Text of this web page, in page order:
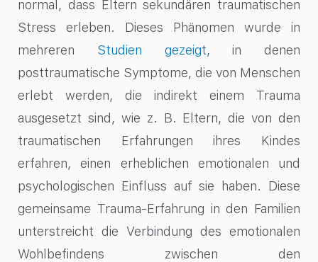
normal, dass Eltern sekundären traumatischen
Stress erleben. Dieses Phänomen wurde in
mehreren Studien gezeigt,in denen
posttraumatische Symptome, die von Menschen
erlebt werden, die indirekt einem Trauma
ausgesetzt sind, wie z. B. Eltern, die von den
traumatischen Erfahrungen ihres Kindes
erfahren, einen erheblichen emotionalen und
psychologischen Einfluss auf sie haben. Diese
gemeinsame Trauma-Erfahrung in den Familien
unterstreicht die Verbindung des emotionalen
Wohlbefindens zwischen den